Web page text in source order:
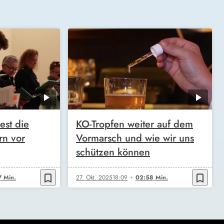
die
vor
Min. bookmark_border
KO-Tropfen weiter auf dem
Vormarsch und wie wir uns
schützen können
27. Okt. 202518:09 02:58 Min. bookmark_border